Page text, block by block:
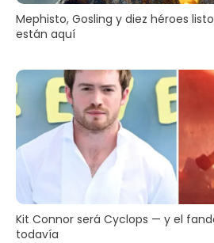
Mephisto, Gosling y diez héroes
están aquí
Kit Connor será Cyclops — y el
todavía